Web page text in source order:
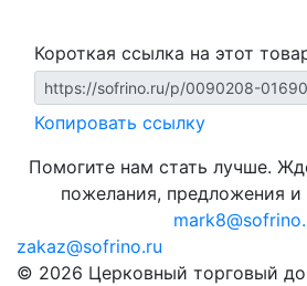
Короткая ссылка на этот
Копировать ссылку
Помогите нам стать лучше.
пожелания, предложения и
zakaz@sofrino.ru
© 2026 Церковный торговый